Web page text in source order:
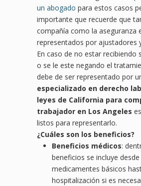
un abogado para estos casos
importante que recuerde que
compañía como la aseguranza
representados por ajustadores
En caso de no estar recibiendo
o se le este negando el
debe de ser representado por
especializado en derecho
leyes de California para
trabajador en Los Angeles
listos para representarlo.
¿Cuáles son los beneficios?
Beneficios médicos:
beneficios se incluye desde
medicamentes básicos
hospitalización si es